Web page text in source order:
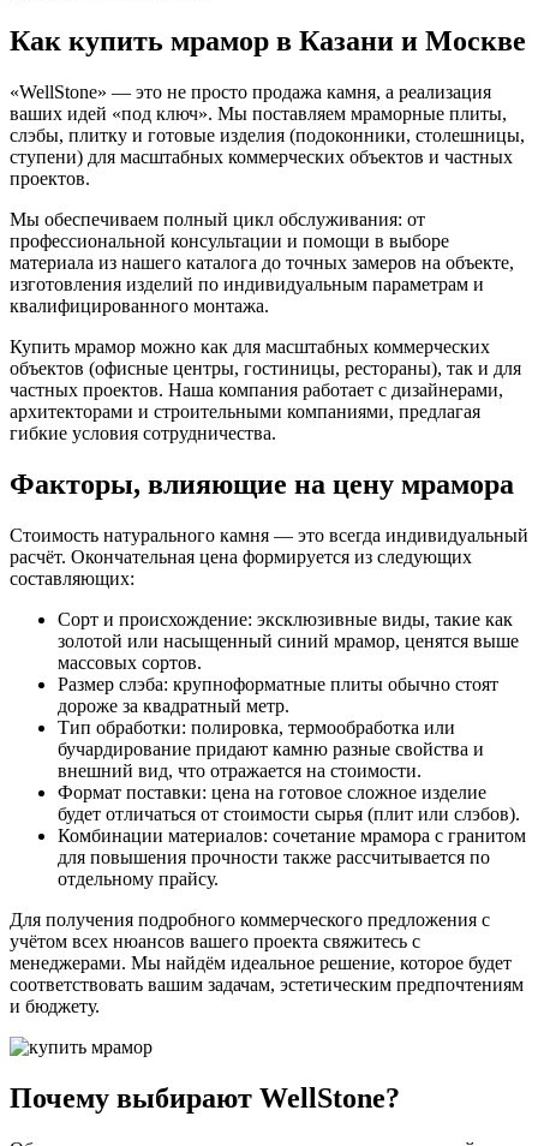
Как купить мрамор в Казани и Москве
«WellStone» — это не просто продажа камня, а реализация
ваших идей «под ключ». Мы поставляем мраморные плиты,
слэбы, плитку и готовые изделия (подоконники, столешницы,
ступени) для масштабных коммерческих объектов и частных
проектов.
Мы обеспечиваем полный цикл обслуживания: от
профессиональной консультации и помощи в выборе
материала из нашего каталога до точных замеров на объекте,
изготовления изделий по индивидуальным параметрам и
квалифицированного монтажа.
Купить мрамор можно как для масштабных коммерческих
объектов (офисные центры, гостиницы, рестораны), так и для
частных проектов. Наша компания работает с дизайнерами,
архитекторами и строительными компаниями, предлагая
гибкие условия сотрудничества.
Факторы, влияющие на цену мрамора
Стоимость натурального камня — это всегда индивидуальный
расчёт. Окончательная цена формируется из следующих
составляющих:
Сорт и происхождение: эксклюзивные виды, такие как
золотой или насыщенный синий мрамор, ценятся выше
массовых сортов.
Размер слэба: крупноформатные плиты обычно стоят
дороже за квадратный метр.
Тип обработки: полировка, термообработка или
бучардирование придают камню разные свойства и
внешний вид, что отражается на стоимости.
Формат поставки: цена на готовое сложное изделие
будет отличаться от стоимости сырья (плит или слэбов).
Комбинации материалов: сочетание мрамора с гранитом
для повышения прочности также рассчитывается по
отдельному прайсу.
Для получения подробного коммерческого предложения с
учётом всех нюансов вашего проекта свяжитесь с
менеджерами. Мы найдём идеальное решение, которое будет
соответствовать вашим задачам, эстетическим предпочтениям
и бюджету.
Почему выбирают WellStone?